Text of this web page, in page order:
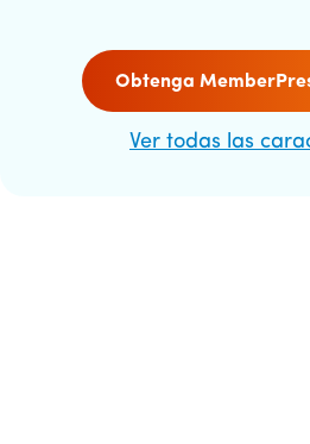
Obtenga
Ver todas las